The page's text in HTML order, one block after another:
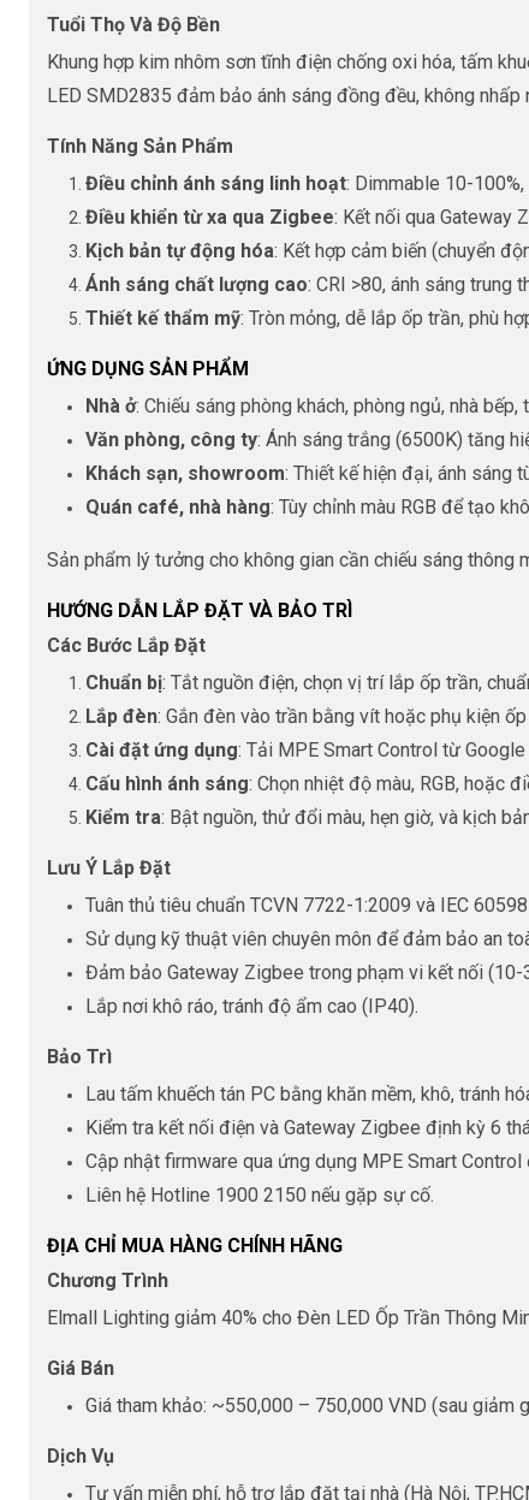
Tuổi Thọ Và Độ Bền
Khung hợp kim nhôm sơn tĩnh điện chống oxi hóa, tấm
LED SMD2835 đảm bảo ánh sáng đồng đều, không
Tính Năng Sản Phẩm
Điều chỉnh ánh sáng linh hoạt: Dimmable 10-100%,
Điều khiển từ xa qua Zigbee: Kết nối qua Gateway
Kịch bản tự động hóa: Kết hợp cảm biến (chuyển
Ánh sáng chất lượng cao: CRI >80, ánh sáng trung
Thiết kế thẩm mỹ: Tròn mỏng, dễ lắp ốp trần, phù
ỨNG DỤNG SẢN PHẨM
Nhà ở: Chiếu sáng phòng khách, phòng ngủ, nhà
Văn phòng, công ty: Ánh sáng trắng (6500K) tăng
Khách sạn, showroom: Thiết kế hiện đại, ánh sáng
Quán café, nhà hàng: Tùy chỉnh màu RGB để tạo
Sản phẩm lý tưởng cho không gian cần chiếu sáng thông
HƯỚNG DẪN LẮP ĐẶT VÀ BẢO TRÌ
Các Bước Lắp Đặt
Chuẩn bị: Tắt nguồn điện, chọn vị trí lắp ốp trần,
Lắp đèn: Gắn đèn vào trần bằng vít hoặc phụ kiện
Cài đặt ứng dụng: Tải MPE Smart Control từ
Cấu hình ánh sáng: Chọn nhiệt độ màu, RGB, hoặc
Kiểm tra: Bật nguồn, thử đổi màu, hẹn giờ, và kịch
Lưu Ý Lắp Đặt
Tuân thủ tiêu chuẩn TCVN 7722-1:2009 và IEC
Sử dụng kỹ thuật viên chuyên môn để đảm bảo an
Đảm bảo Gateway Zigbee trong phạm vi kết nối
Lắp nơi khô ráo, tránh độ ẩm cao (IP40).
Bảo Trì
Lau tấm khuếch tán PC bằng khăn mềm, khô, tránh
Kiểm tra kết nối điện và Gateway Zigbee định kỳ 6
Cập nhật firmware qua ứng dụng MPE Smart
Liên hệ Hotline 1900 2150 nếu gặp sự cố.
ĐỊA CHỈ MUA HÀNG CHÍNH HÃNG
Chương Trình
Elmall Lighting giảm 40% cho Đèn LED Ốp Trần Thông
Giá Bán
Giá tham khảo: ~550,000 – 750,000 VND (sau giảm
Dịch Vụ
Tư vấn miễn phí, hỗ trợ lắp đặt tại nhà (Hà Nội,